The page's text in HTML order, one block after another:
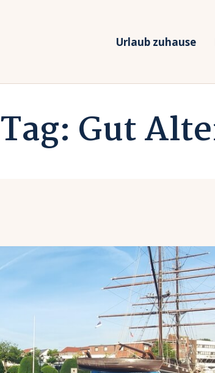
Urlaub zuhause
Tag: Gut
Bundesländer
Urlaubsarten